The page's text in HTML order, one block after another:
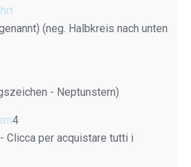
(neg. Halbkreis nach unten
- Neptunstern)
4
Clicca per acquistare tutti i